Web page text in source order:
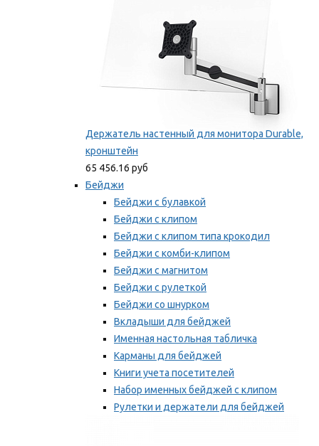
Держатель настенный для монитора Durable,
кронштейн
65 456.16 руб
Бейджи
Бейджи с булавкой
Бейджи с клипом
Бейджи с клипом типа крокодил
Бейджи с комби-клипом
Бейджи с магнитом
Бейджи с рулеткой
Бейджи со шнурком
Вкладыши для бейджей
Именная настольная табличка
Карманы для бейджей
Книги учета посетителей
Набор именных бейджей с клипом
Рулетки и держатели для бейджей